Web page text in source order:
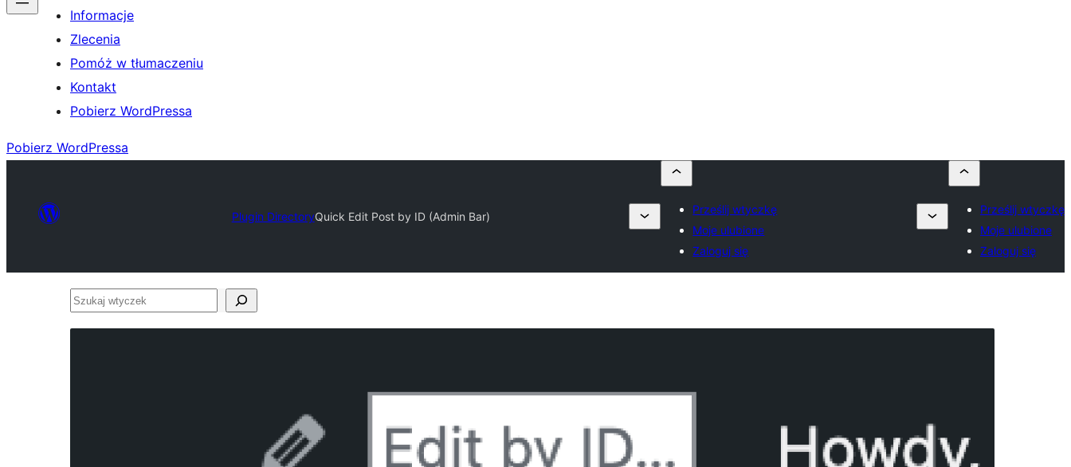
Informacje
Zlecenia
Pomóż w tłumaczeniu
Kontakt
Pobierz WordPressa
Pobierz WordPressa
Plugin DirectoryQuick Edit Post by ID (Admin Bar)
Prześlij wtyczkę
Moje ulubione
Zaloguj się
Prześlij wtyczkę
Moje ulubione
Zaloguj się
Szukaj